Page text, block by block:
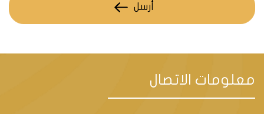
أرسل
معلومات الاتصال